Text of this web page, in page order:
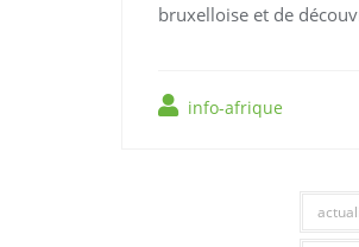
bruxelloise et de
info-afrique